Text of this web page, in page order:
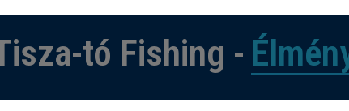
tó Fishing -